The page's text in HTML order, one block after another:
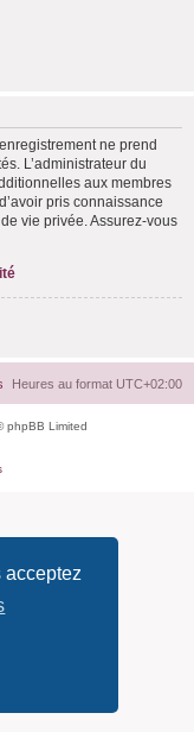
acceptez
ne prend
L’administrateur du
aux membres
pris connaissance
vie privée. Assurez-vous
Heures au format UTC+02:00
phpBB Limited